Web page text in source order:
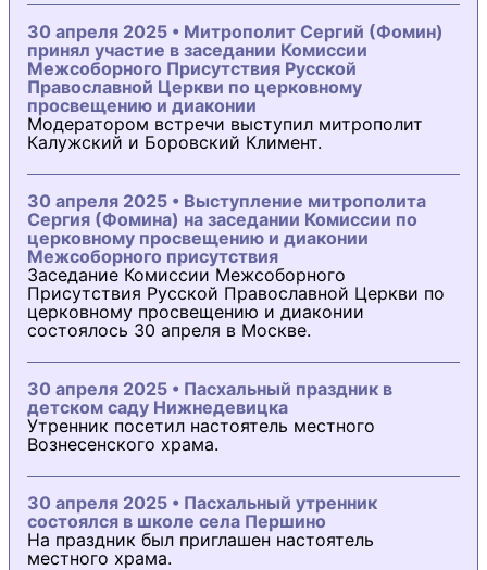
30 апреля 2025 • Митрополит Сергий (Фомин)
принял участие в заседании Комиссии
Межсоборного Присутствия Русской
Православной Церкви по церковному
просвещению и диаконии
Модератором встречи выступил митрополит
Калужский и Боровский Климент.
30 апреля 2025 • Выступление митрополита
Сергия (Фомина) на заседании Комиссии по
церковному просвещению и диаконии
Межсоборного присутствия
Заседание Комиссии Межсоборного
Присутствия Русской Православной Церкви по
церковному просвещению и диаконии
состоялось 30 апреля в Москве.
30 апреля 2025 • Пасхальный праздник в
детском саду Нижнедевицка
Утренник посетил настоятель местного
Вознесенского храма.
30 апреля 2025 • Пасхальный утренник
состоялся в школе села Першино
На праздник был приглашен настоятель
местного храма.